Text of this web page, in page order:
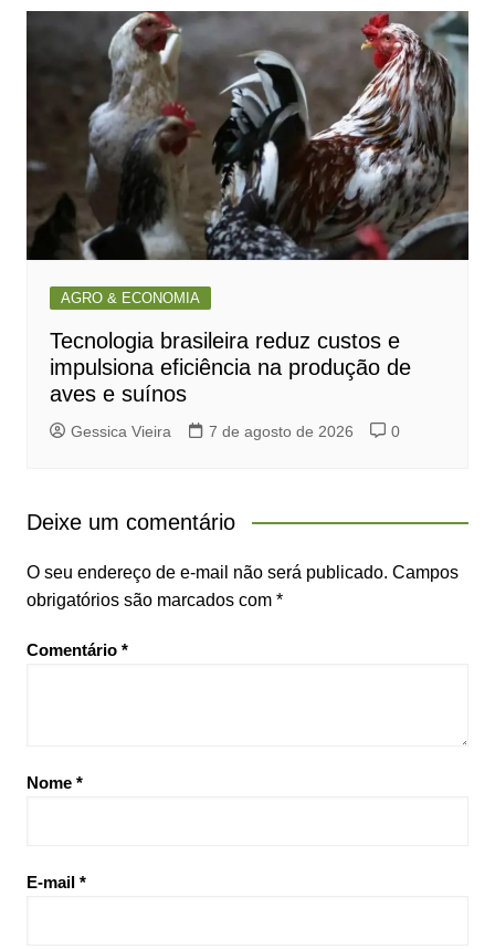
AGRO & ECONOMIA
Tecnologia brasileira reduz custos e
impulsiona eficiência na produção de
aves e suínos
Gessica Vieira 7 de agosto de 2026 0
Deixe um comentário
O seu endereço de e-mail não será publicado. Campos
obrigatórios são marcados com *
Comentário *
Nome *
E-mail *